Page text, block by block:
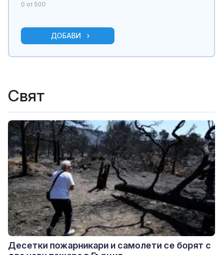
0 от 500
ДОБАВИ
Свят
Десетки пожарникари и самолети се борят с